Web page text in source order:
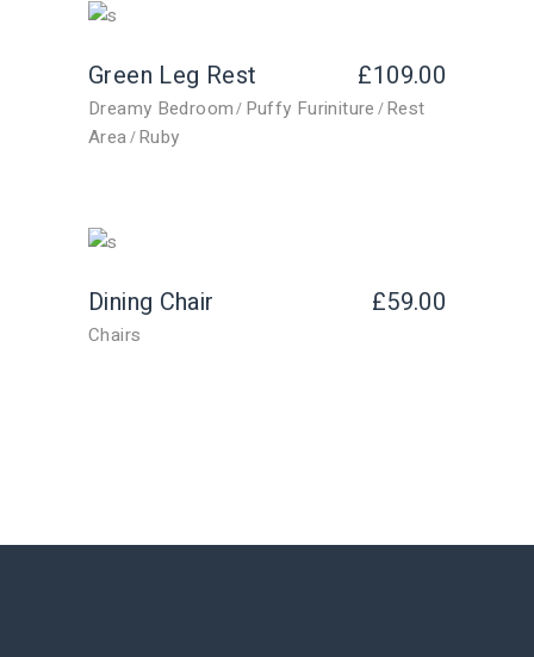
Green Leg Rest £109.00
Dreamy Bedroom Puffy Furiniture Rest
Area Ruby
Dining Chair £59.00
Chairs